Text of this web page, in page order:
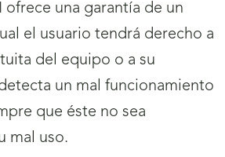
ofrece una garantía de un
el usuario tendrá derecho a
del equipo o a su
un mal funcionamiento
que éste no sea
mal uso.